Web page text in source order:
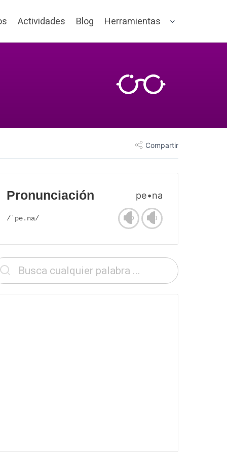
Actividades Blog Herramientas
Compartir
Pronunciación pe•na
/ˈpe.na/